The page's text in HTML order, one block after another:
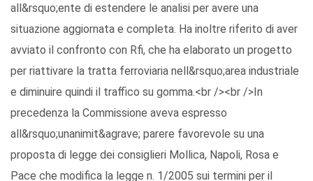
all&rsquo;ente di estendere le analisi per avere una
situazione aggiornata e completa. Ha inoltre riferito di aver
avviato il confronto con Rfi, che ha elaborato un progetto
per riattivare la tratta ferroviaria nell&rsquo;area industriale
e diminuire quindi il traffico su gomma.<br /><br />In
precedenza la Commissione aveva espresso
all&rsquo;unanimit&agrave; parere favorevole su una
proposta di legge dei consiglieri Mollica, Napoli, Rosa e
Pace che modifica la legge n. 1/2005 sui termini per il